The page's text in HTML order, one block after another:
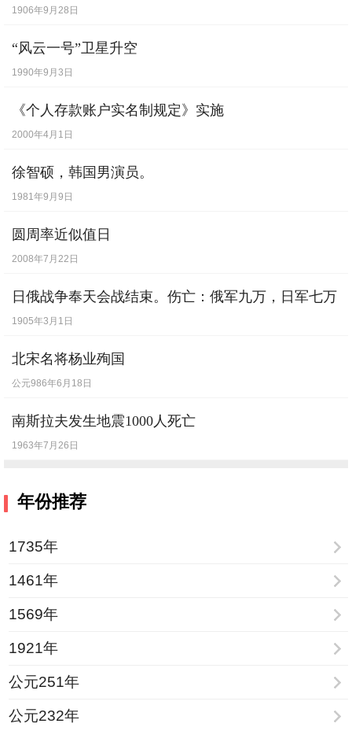
1906年9月28日
“风云一号”卫星升空
1990年9月3日
《个人存款账户实名制规定》实施
2000年4月1日
徐智硕，韩国男演员。
1981年9月9日
圆周率近似值日
2008年7月22日
日俄战争奉天会战结束。伤亡：俄军九万，日军七万
1905年3月1日
北宋名将杨业殉国
公元986年6月18日
南斯拉夫发生地震1000人死亡
1963年7月26日
年份推荐
1735年
1461年
1569年
1921年
公元251年
公元232年